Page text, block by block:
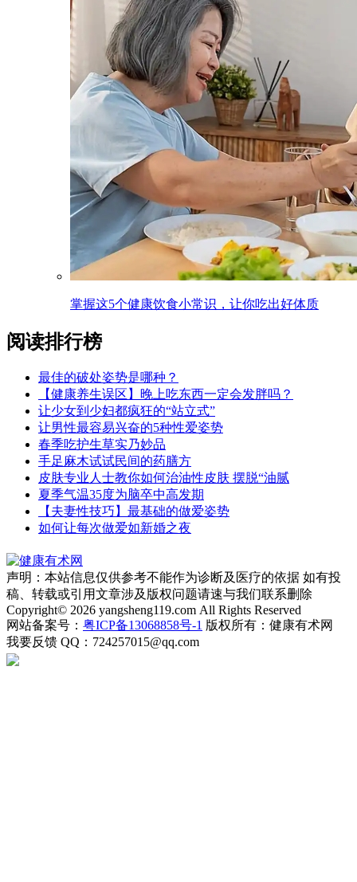
掌握这5个健康饮食小常识，让你吃出好体质
阅读排行榜
最佳的破处姿势是哪种？
【健康养生误区】晚上吃东西一定会发胖吗？
让少女到少妇都疯狂的“站立式”
让男性最容易兴奋的5种性爱姿势
春季吃护生草实乃妙品
手足麻木试试民间的药膳方
皮肤专业人士教你如何治油性皮肤 摆脱“油腻
夏季气温35度为脑卒中高发期
【夫妻性技巧】最基础的做爱姿势
如何让每次做爱如新婚之夜
声明：本站信息仅供参考不能作为诊断及医疗的依据 如有投
稿、转载或引用文章涉及版权问题请速与我们联系删除
Copyright© 2026 yangsheng119.com All Rights Reserved
网站备案号： 粤ICP备13068858号-1 版权所有：健康有术网
我要反馈 QQ：724257015@qq.com